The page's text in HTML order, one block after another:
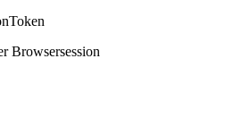
Browsersession